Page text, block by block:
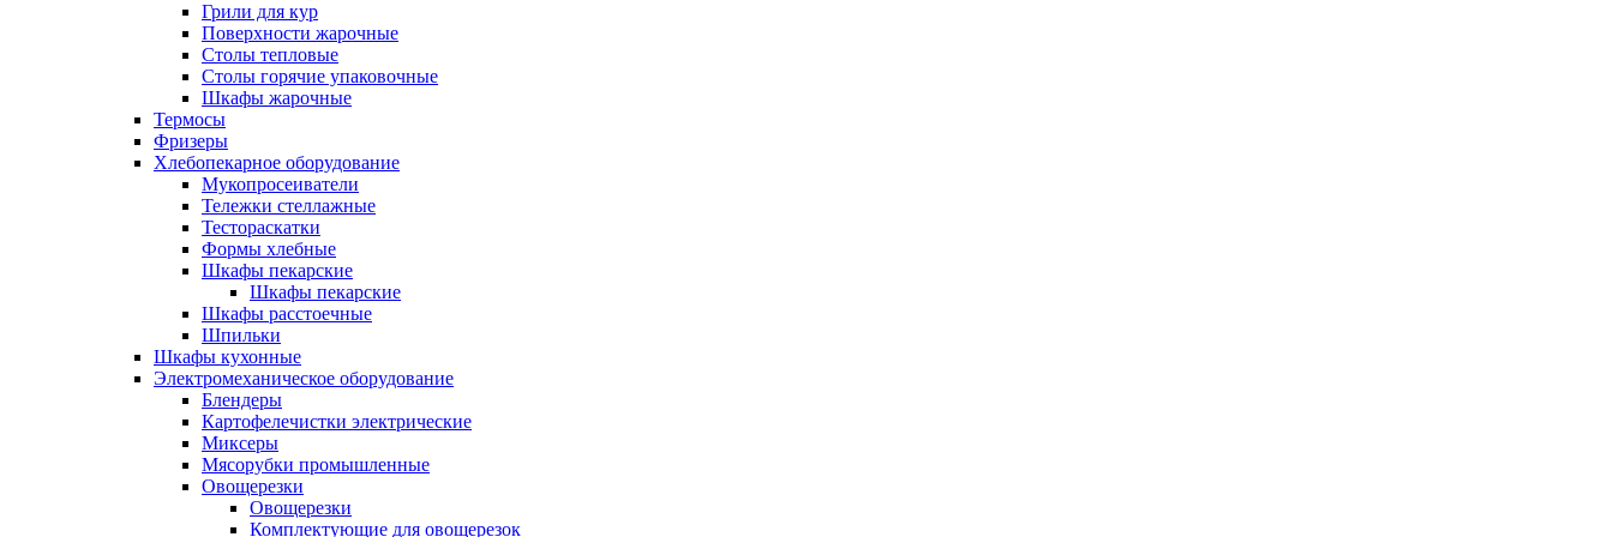
Грили для кур
Поверхности жарочные
Столы тепловые
Столы горячие упаковочные
Шкафы жарочные
Термосы
Фризеры
Хлебопекарное оборудование
Мукопросеиватели
Тележки стеллажные
Тестораскатки
Формы хлебные
Шкафы пекарские
Шкафы пекарские
Шкафы расстоечные
Шпильки
Шкафы кухонные
Электромеханическое оборудование
Блендеры
Картофелечистки электрические
Миксеры
Мясорубки промышленные
Овощерезки
Овощерезки
Комплектующие для овощерезок